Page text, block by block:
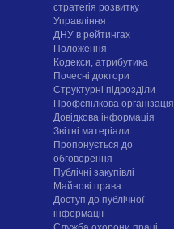
стратегія розвитку
Управління
ДНУ в рейтингах
Положення
Кодекси, атрибутика
Почесні доктори
Структурні підрозділи
Профспілкова організація
Довідкова інформація
Звітні матеріали
Пропонується до
обговорення
Публічні закупівлі
Майнові права
Доступ до публічної
інформації